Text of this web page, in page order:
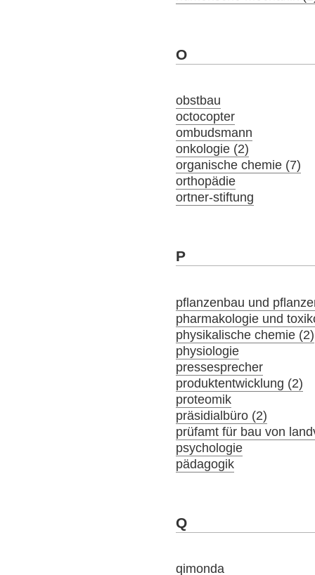
O
obstbau
octocopter
ombudsmann
onkologie (2)
organische chemie (7)
orthopädie
ortner-stiftung
P
pflanzenbau und
pharmakologie und
physikalische chemie (2)
physiologie
pressesprecher
produktentwicklung (2)
proteomik
präsidialbüro (2)
prüfamt für bau von
psychologie
pädagogik
Q
qimonda